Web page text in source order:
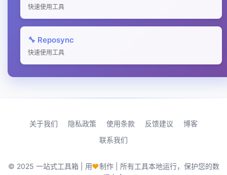
快速使用工具
🔧 Reposync
快速使用工具
关于我们 隐私政策 使用条款 反馈建议
博客
联系我们
© 2025 一站式工具箱 | 用♥制作 | 所有工具本地运行，保护您的数